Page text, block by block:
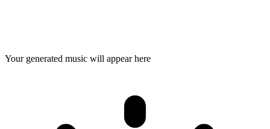
Your generated music will appear here